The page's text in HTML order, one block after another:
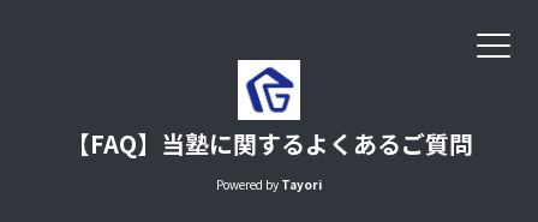
【FAQ】当塾に関するよくあるご質問
Powered by Tayori